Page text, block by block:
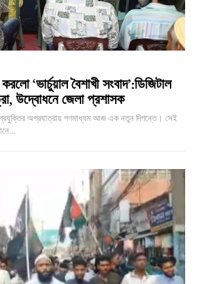
‘ভার্চুয়াল বৈশাখী সংবাদ’:ডিজিটাল
উদ্বোধনে জেলা প্রশাসক